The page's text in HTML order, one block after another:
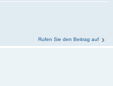
Rufen Sie den Beitrag auf